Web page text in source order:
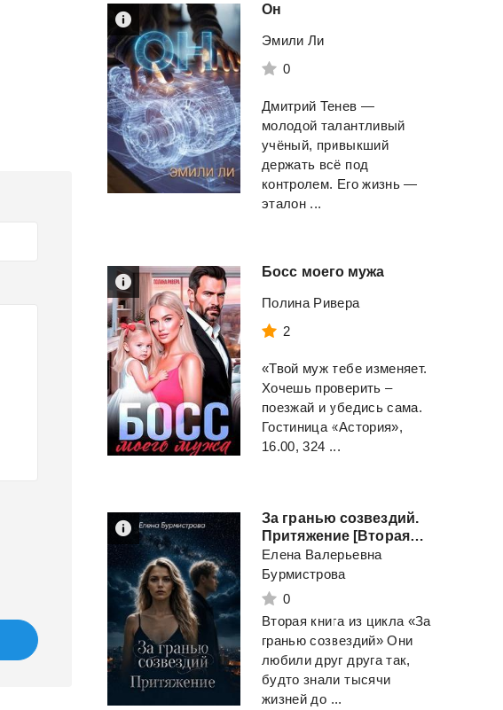
Он
Эмили Ли
0
Дмитрий Тенев —
молодой талантливый
учёный, привыкший
держать всё под
контролем. Его жизнь —
эталон ...
Босс моего мужа
Полина Ривера
2
«Твой муж тебе изменяет.
Хочешь проверить –
поезжай и убедись сама.
Гостиница «Астория»,
16.00, 324 ...
За гранью созвездий.
Притяжение [Вторая книга
Елена Валерьевна
Бурмистрова
0
Вторая книга из цикла «За
гранью созвездий» Они
любили друг друга так,
будто знали тысячи
жизней до ...